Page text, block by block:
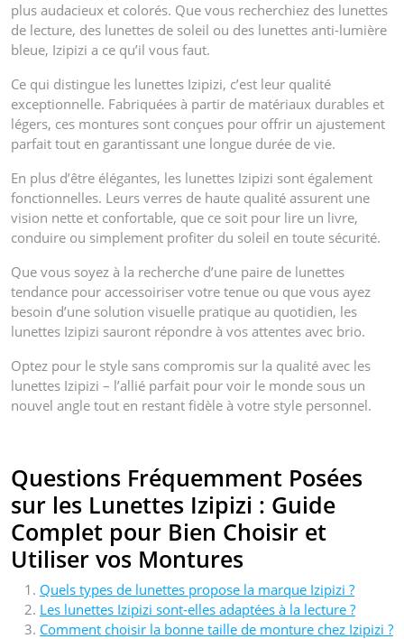
plus audacieux et colorés. Que vous recherchiez des lunettes
de lecture, des lunettes de soleil ou des lunettes anti-lumière
bleue, Izipizi a ce qu’il vous faut.
Ce qui distingue les lunettes Izipizi, c’est leur qualité
exceptionnelle. Fabriquées à partir de matériaux durables et
légers, ces montures sont conçues pour offrir un ajustement
parfait tout en garantissant une longue durée de vie.
En plus d’être élégantes, les lunettes Izipizi sont également
fonctionnelles. Leurs verres de haute qualité assurent une
vision nette et confortable, que ce soit pour lire un livre,
conduire ou simplement profiter du soleil en toute sécurité.
Que vous soyez à la recherche d’une paire de lunettes
tendance pour accessoiriser votre tenue ou que vous ayez
besoin d’une solution visuelle pratique au quotidien, les
lunettes Izipizi sauront répondre à vos attentes avec brio.
Optez pour le style sans compromis sur la qualité avec les
lunettes Izipizi – l’allié parfait pour voir le monde sous un
nouvel angle tout en restant fidèle à votre style personnel.
Questions Fréquemment Posées
sur les Lunettes Izipizi : Guide
Complet pour Bien Choisir et
Utiliser vos Montures
Quels types de lunettes propose la marque Izipizi ?
Les lunettes Izipizi sont-elles adaptées à la lecture ?
Comment choisir la bonne taille de monture chez Izipizi ?